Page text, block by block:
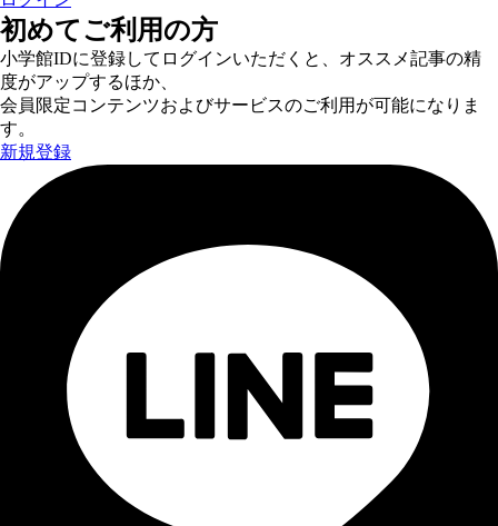
初めてご利用の方
小学館IDに登録してログインいただくと、オススメ記事の精
度がアップするほか、
会員限定コンテンツおよびサービスのご利用が可能になりま
す。
新規登録